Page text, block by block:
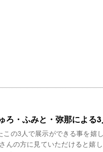
ろ・ふみと・弥那による
この3人で展示ができる事を嬉
んの方に見ていただけると嬉